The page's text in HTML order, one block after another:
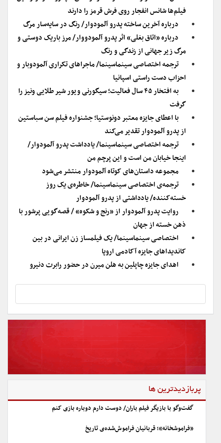
فیلم‌ها شانس انفجار روی فرش قرمز را دارند
درباره آخرین ساخته پدرو آلمودوار/ رنگ در سایه‌سار مرگ
درباره «اتاق بغلی» اثر پدرو آلمودووار/ مرز باریک دوستی و
مرگ زیر جهانی از زندگی و رنگ
ترجمه اختصاصی سینماسینما/ ماجراهای تکراری آلمودوبار و
احزاب دست راستی اسپانیا
به افتخار ۴۵ سال فعالیت؛ سیگورنی ویور شیر طلایی ونیز را
گرفت
با اعطای جایزه معتبر دونوستیا؛ جشنواره فیلم سن سباستین
از پدرو آلمودوار تقدیر می‌کند
ترجمه اختصاصی سینماسینما/ یادداشت پدرو آلمودوار/
اینجا خیابان من است و این پرچم من
مجموعه داستان‌های کوتاه آلمودوار منتشر می‌شود
ترجمه‌ی اختصاصی سینماسینما/ خاطره‌ی یک روز
خسته‌کننده/ یادداشتی از پدرو آلمودوار
روایت پدرو آلمودوار از «رنج و شکوه» / قصه‌گویی پرشور با
ذهن خسته از جهان
اختصاصی سینماسینما/ یک فیلمساز زن ایرانی در بین
کاندیداهای جایزه آکادمی اروپا
اهدای جایزه چاپلین به هلن میرن در حضور رابرت دنیرو
پربازدیدترین ها
گفت‌وگو با بازیگر فیلم باران/ دوست دارم دوباره بازی کنم
«فراموشخانه»؛ قربانیان فراموش‌شده‌ی تاریخ